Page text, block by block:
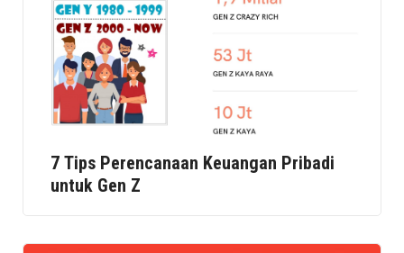
7 Tips Perencanaan Keuangan Pribadi
untuk Gen Z